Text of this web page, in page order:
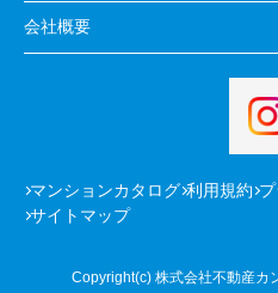
会社概要
マンションカタログ 利用規約
サイトマップ
Copyright(c) 株式会社不動産カ